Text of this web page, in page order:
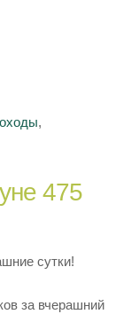
,
475
сутки!
за вчерашний